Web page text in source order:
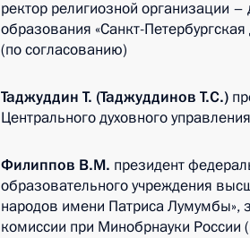
ректор религиозной организации
образования «Санкт-
(по согласованию)
Таджуддин Т. (Таджуддинов Т.С.)
Центрального духовного
Филиппов В.М. президент
образовательного учреждения
народов имени Патриса Лумумбы»,
комиссии при Минобрнауки России